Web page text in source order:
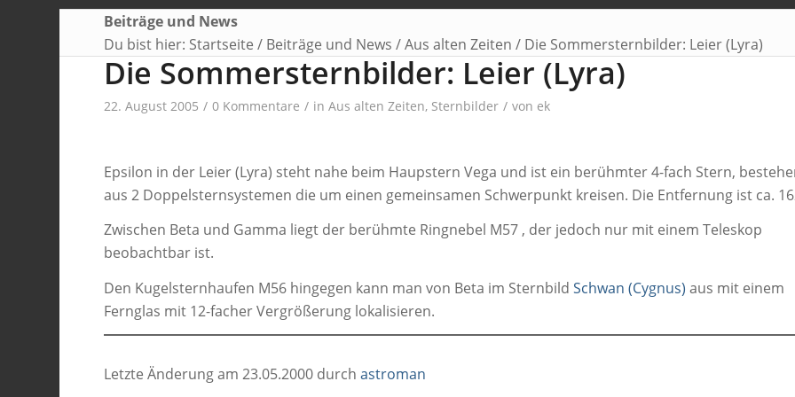
Beiträge und News
Du bist hier: Startseite / Beiträge und News /Aus alten Zeiten / Die Sommersternbilder: Leier (Lyra)
Die Sommersternbilder: Leier (Lyra)
22. August 2005 / 0 Kommentare / inAus alten Zeiten, Sternbilder / von ek
Epsilon in der Leier (Lyra) steht nahe beim Haupstern Vega und ist ein berühmter 4-fach Stern,
aus 2 Doppelsternsystemen die um einen gemeinsamen Schwerpunkt kreisen. Die Entfernung ist ca.
Zwischen Beta und Gamma liegt der berühmte Ringnebel M57 , der jedoch nur mit einem Teleskop
beobachtbar ist.
Den Kugelsternhaufen M56 hingegen kann man von Beta im SternbildSchwan (Cygnus) aus mit einem
Fernglas mit 12-facher Vergrößerung lokalisieren.
Letzte Änderung am 23.05.2000 durchastroman